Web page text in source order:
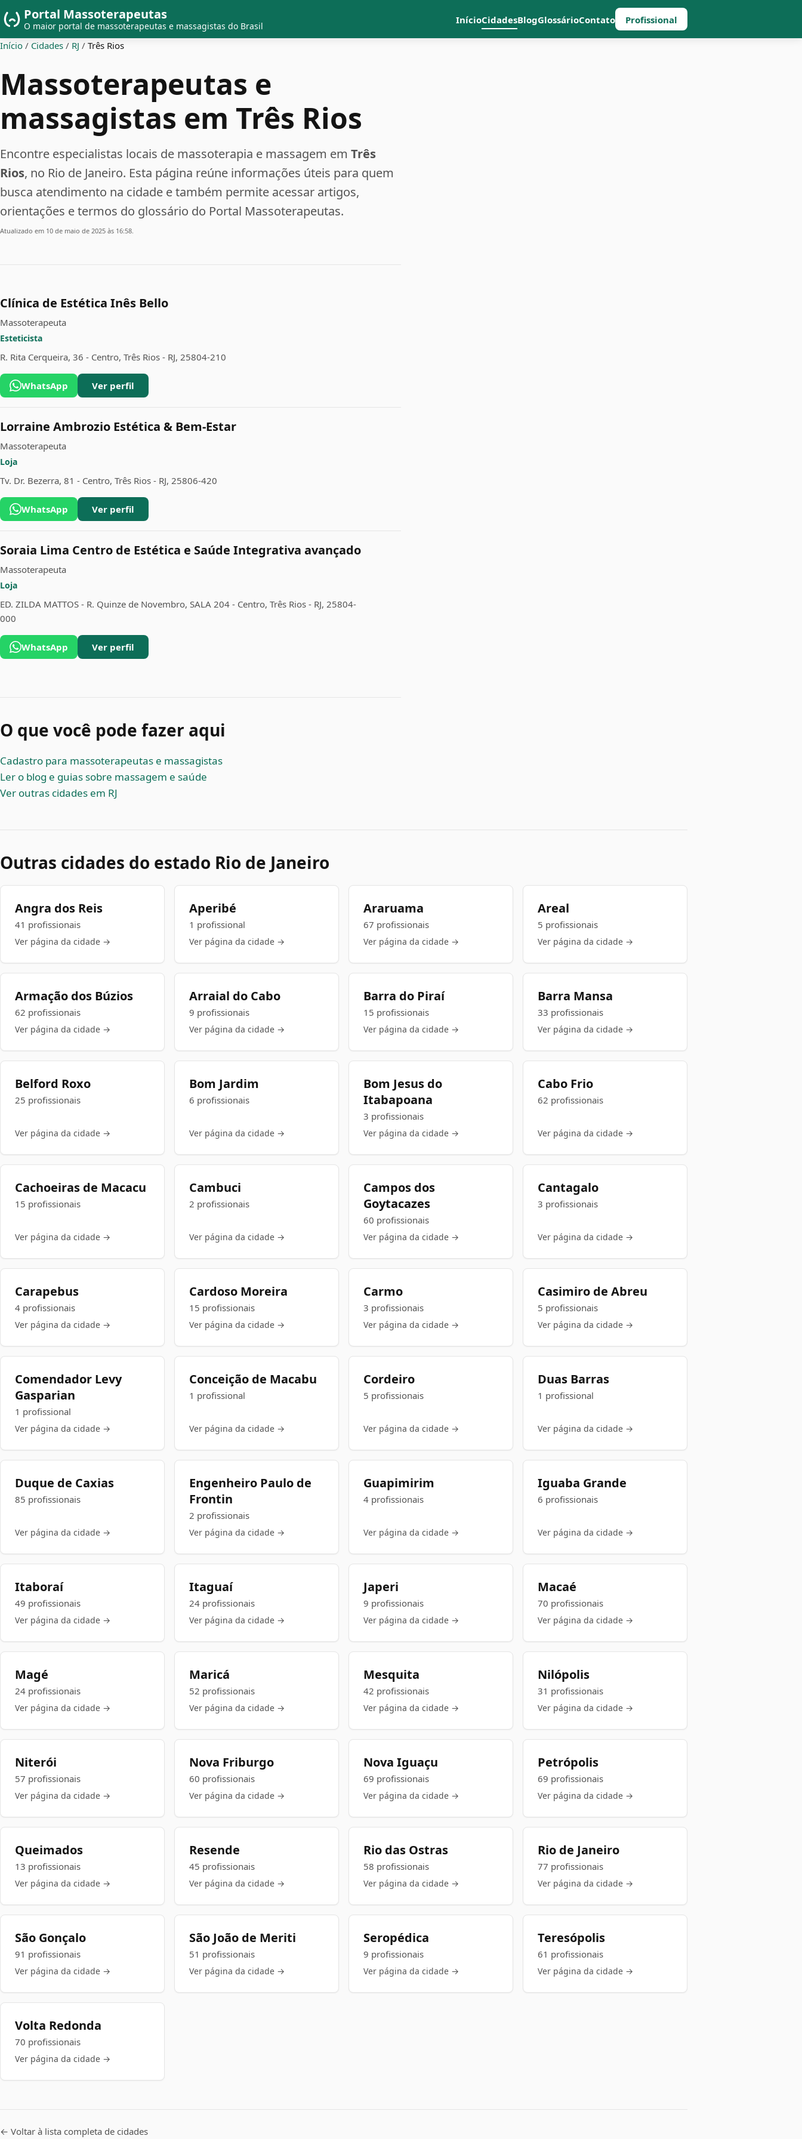
Portal Massoterapeutas
O maior portal de massoterapeutas e massagistas do Brasil
InícioCidadesBlogGlossárioContato Profissional
Início / Cidades / RJ / Três Rios
Massoterapeutas e
massagistas em Três Rios
Encontre especialistas locais de massoterapia e massagem em Três
Rios, no Rio de Janeiro. Esta página reúne informações úteis para quem
busca atendimento na cidade e também permite acessar artigos,
orientações e termos do glossário do Portal Massoterapeutas.
Atualizado em 10 de maio de 2025 às 16:58.
Clínica de Estética Inês Bello
Massoterapeuta
Esteticista
R. Rita Cerqueira, 36 - Centro, Três Rios - RJ, 25804-210
WhatsApp Ver perfil
Lorraine Ambrozio Estética & Bem-Estar
Massoterapeuta
Loja
Tv. Dr. Bezerra, 81 - Centro, Três Rios - RJ, 25806-420
WhatsApp Ver perfil
Soraia Lima Centro de Estética e Saúde Integrativa avançado
Massoterapeuta
Loja
ED. ZILDA MATTOS - R. Quinze de Novembro, SALA 204 - Centro, Três Rios - RJ, 25804-
000
WhatsApp Ver perfil
O que você pode fazer aqui
Cadastro para massoterapeutas e massagistas
Ler o blog e guias sobre massagem e saúde
Ver outras cidades em RJ
Outras cidades do estado Rio de Janeiro
Angra dos Reis
41 profissionais
Ver página da cidade →
Aperibé
1 profissional
Ver página da cidade →
Araruama
67 profissionais
Ver página da cidade →
Areal
5 profissionais
Ver página da cidade →
Armação dos Búzios
62 profissionais
Ver página da cidade →
Arraial do Cabo
9 profissionais
Ver página da cidade →
Barra do Piraí
15 profissionais
Ver página da cidade →
Barra Mansa
33 profissionais
Ver página da cidade →
Belford Roxo
25 profissionais
Ver página da cidade →
Bom Jardim
6 profissionais
Ver página da cidade →
Bom Jesus do
Itabapoana
3 profissionais
Ver página da cidade →
Cabo Frio
62 profissionais
Ver página da cidade →
Cachoeiras de Macacu
15 profissionais
Ver página da cidade →
Cambuci
2 profissionais
Ver página da cidade →
Campos dos
Goytacazes
60 profissionais
Ver página da cidade →
Cantagalo
3 profissionais
Ver página da cidade →
Carapebus
4 profissionais
Ver página da cidade →
Cardoso Moreira
15 profissionais
Ver página da cidade →
Carmo
3 profissionais
Ver página da cidade →
Casimiro de Abreu
5 profissionais
Ver página da cidade →
Comendador Levy
Gasparian
1 profissional
Ver página da cidade →
Conceição de Macabu
1 profissional
Ver página da cidade →
Cordeiro
5 profissionais
Ver página da cidade →
Duas Barras
1 profissional
Ver página da cidade →
Duque de Caxias
85 profissionais
Ver página da cidade →
Engenheiro Paulo de
Frontin
2 profissionais
Ver página da cidade →
Guapimirim
4 profissionais
Ver página da cidade →
Iguaba Grande
6 profissionais
Ver página da cidade →
Itaboraí
49 profissionais
Ver página da cidade →
Itaguaí
24 profissionais
Ver página da cidade →
Japeri
9 profissionais
Ver página da cidade →
Macaé
70 profissionais
Ver página da cidade →
Magé
24 profissionais
Ver página da cidade →
Maricá
52 profissionais
Ver página da cidade →
Mesquita
42 profissionais
Ver página da cidade →
Nilópolis
31 profissionais
Ver página da cidade →
Niterói
57 profissionais
Ver página da cidade →
Nova Friburgo
60 profissionais
Ver página da cidade →
Nova Iguaçu
69 profissionais
Ver página da cidade →
Petrópolis
69 profissionais
Ver página da cidade →
Queimados
13 profissionais
Ver página da cidade →
Resende
45 profissionais
Ver página da cidade →
Rio das Ostras
58 profissionais
Ver página da cidade →
Rio de Janeiro
77 profissionais
Ver página da cidade →
São Gonçalo
91 profissionais
Ver página da cidade →
São João de Meriti
51 profissionais
Ver página da cidade →
Seropédica
9 profissionais
Ver página da cidade →
Teresópolis
61 profissionais
Ver página da cidade →
Volta Redonda
70 profissionais
Ver página da cidade →
← Voltar à lista completa de cidades